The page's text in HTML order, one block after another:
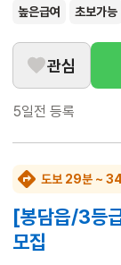
높은급여 초보가능
관심
5일전 등록
도보 29분 ~
[봉담읍/3등
모집